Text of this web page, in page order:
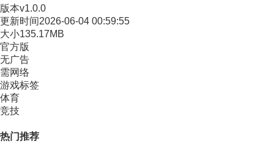
版本v1.0.0
更新时间2026-06-04 00:59:55
大小135.17MB
官方版
无广告
需网络
游戏标签
体育
竞技
热门推荐